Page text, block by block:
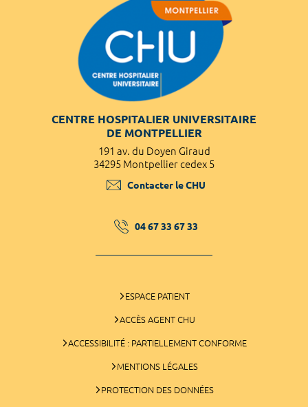
CENTRE HOSPITALIER UNIVERSITAIRE
DE MONTPELLIER
191 av. du Doyen Giraud
34295 Montpellier cedex 5
Contacter le CHU
04 67 33 67 33
ESPACE PATIENT
ACCÈS AGENT CHU
ACCESSIBILITÉ : PARTIELLEMENT CONFORME
MENTIONS LÉGALES
PROTECTION DES DONNÉES